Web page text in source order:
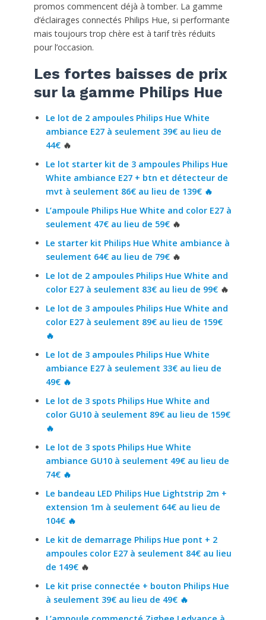
promos commencent déjà à tomber. La gamme
d’éclairages connectés Philips Hue, si performante
mais toujours trop chère est à tarif très réduits
pour l’occasion.
Les fortes baisses de prix
sur la gamme Philips Hue
Le lot de 2 ampoules Philips Hue White
ambiance E27 à seulement 39€ au lieu de
44€ 🔥
Le lot starter kit de 3 ampoules Philips Hue
White ambiance E27 + btn et détecteur de
mvt à seulement 86€ au lieu de 139€ 🔥
L’ampoule Philips Hue White and color E27 à
seulement 47€ au lieu de 59€ 🔥
Le starter kit Philips Hue White ambiance à
seulement 64€ au lieu de 79€🔥
Le lot de 2 ampoules Philips Hue White and
color E27 à seulement 83€ au lieu de 99€ 🔥
Le lot de 3 ampoules Philips Hue White and
color E27 à seulement 89€ au lieu de 159€
🔥
Le lot de 3 ampoules Philips Hue White
ambiance E27 à seulement 33€ au lieu de
49€ 🔥
Le lot de 3 spots Philips Hue White and
color GU10 à seulement 89€ au lieu de 159€
🔥
Le lot de 3 spots Philips Hue White
ambiance GU10 à seulement 49€ au lieu de
74€ 🔥
Le bandeau LED Philips Hue Lightstrip 2m +
extension 1m à seulement 64€ au lieu de
104€ 🔥
Le kit de demarrage Philips Hue pont + 2
ampoules color E27 à seulement 84€ au lieu
de 149€🔥
Le kit prise connectée + bouton Philips Hue
à seulement 39€ au lieu de 49€ 🔥